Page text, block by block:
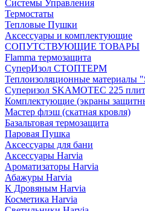
Системы Управления
Термостаты
Тепловые Пушки
Аксессуары и комплектующие
СОПУТСТВУЮЩИЕ ТОВАРЫ
Flamma термозащита
СуперИзол СТОПТЕРМ
Теплоизоляционные материалы
Суперизол SKAMOTEC 225
Комплектующие (экраны
Мастер флэш (скатная кровля)
Базальтовая термозащита
Паровая Пушка
Аксессуары для бани
Аксессуары Harvia
Ароматизаторы Harvia
Абажуры Harvia
К Дровяным Harvia
Косметика Harvia